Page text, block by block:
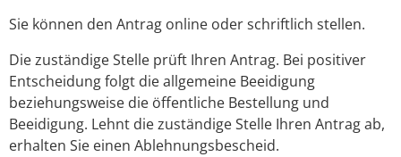
Sie können den Antrag online oder schriftlich stellen.
Die zuständige Stelle prüft Ihren Antrag. Bei positiver
Entscheidung folgt die allgemeine Beeidigung
beziehungsweise die öffentliche Bestellung und
Beeidigung. Lehnt die zuständige Stelle Ihren Antrag ab,
erhalten Sie einen Ablehnungsbescheid.